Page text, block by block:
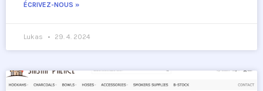
ÉCRIVEZ-NOUS »
Lukas 29. 4. 2024